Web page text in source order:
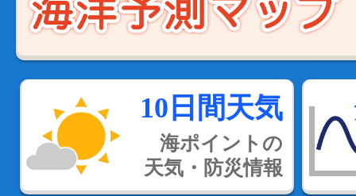
10日間天気
海ポイントの
天気・防災情報